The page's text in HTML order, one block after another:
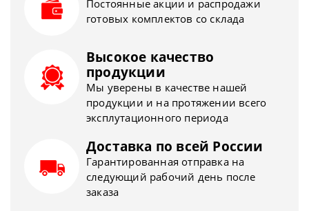
Постоянные акции и распродажи
готовых комплектов со склада
Высокое качество
продукции
Мы уверены в качестве нашей
продукции и на протяжении всего
эксплутационного периода
Доставка по всей России
Гарантированная отправка на
следующий рабочий день после
заказа